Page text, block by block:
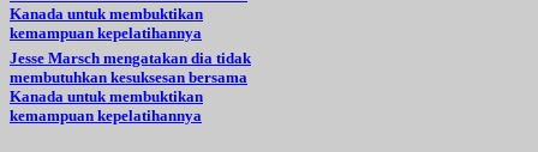
Jesse Marsch mengatakan dia tidak
membutuhkan kesuksesan bersama
Kanada untuk membuktikan
kemampuan kepelatihannya